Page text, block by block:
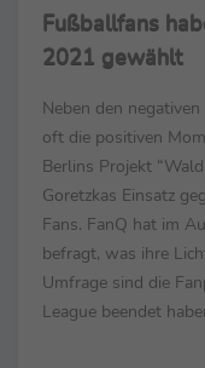
Fußballfans
2021 gewählt
Neben den
oft die positiven
Berlins Projekt
Goretzkas Einsatz
Fans. FanQ hat im
befragt, was ihre
Umfrage sind die
League beendet